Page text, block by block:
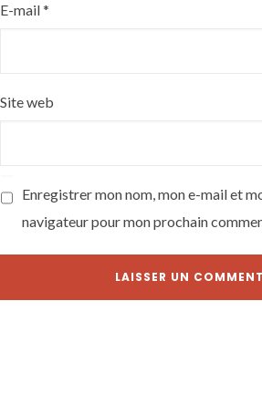
E-mail*
Site web
Enregistrer mon nom, mon e-mail et
navigateur pour mon prochain